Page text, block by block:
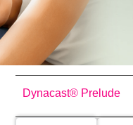
Dynacast® Prelude